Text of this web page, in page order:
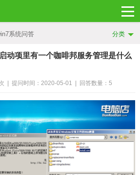
系统问答 分类
动项里有一个咖啡邦服务管理是什么
| 提问时间：2020-05-01 | 回答数量：5